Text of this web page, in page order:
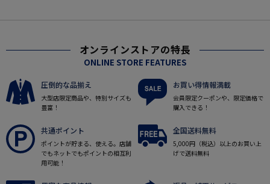
オンラインストアの特長
ONLINE STORE FEATURES
圧倒的な品揃え
大型店限定商品や、特別サイズも
豊富！
お買い得情報満載
会員限定クーポンや、限定価格で
購入できる！
共通ポイント
ポイントが貯まる、使える。店舗
でもネットでもポイントの相互利
用可能！
全国送料無料
5,000円（税込）以上のお買い上
げで送料無料